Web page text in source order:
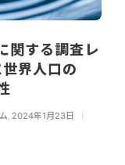
関する調査レ
界人口の
, 2024年1月23日